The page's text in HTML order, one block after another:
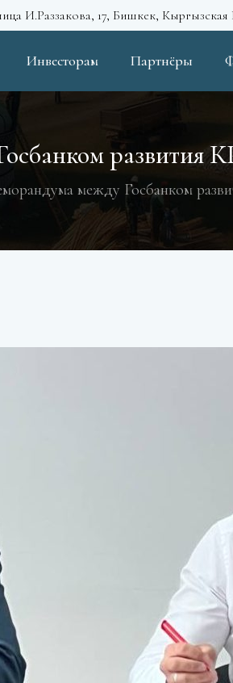
И.Раззакова, 17, Бишкек, Кыргызская
Инвесторам Партнёры
развития
между Госбанком